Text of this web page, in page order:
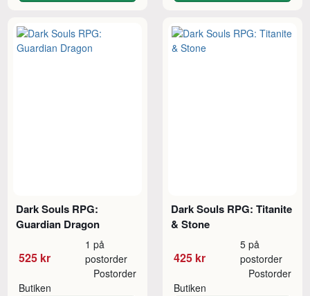
Dark Souls RPG:
Guardian Dragon
525 kr
1 på
postorder
Butiken
Postorder
Dark Souls RPG: Titanite
& Stone
425 kr
5 på
postorder
Butiken
Postorder